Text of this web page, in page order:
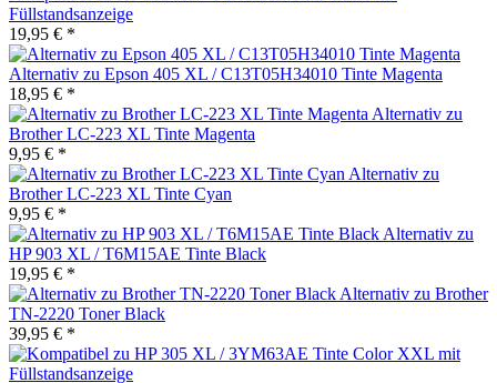
Füllstandsanzeige
19,95 € *
Alternativ zu Epson 405 XL / C13T05H34010 Tinte Magenta
18,95 € *
Alternativ zu
Brother LC-223 XL Tinte Magenta
9,95 € *
Alternativ zu
Brother LC-223 XL Tinte Cyan
9,95 € *
Alternativ zu
HP 903 XL / T6M15AE Tinte Black
19,95 € *
Alternativ zu Brother
TN-2220 Toner Black
39,95 € *